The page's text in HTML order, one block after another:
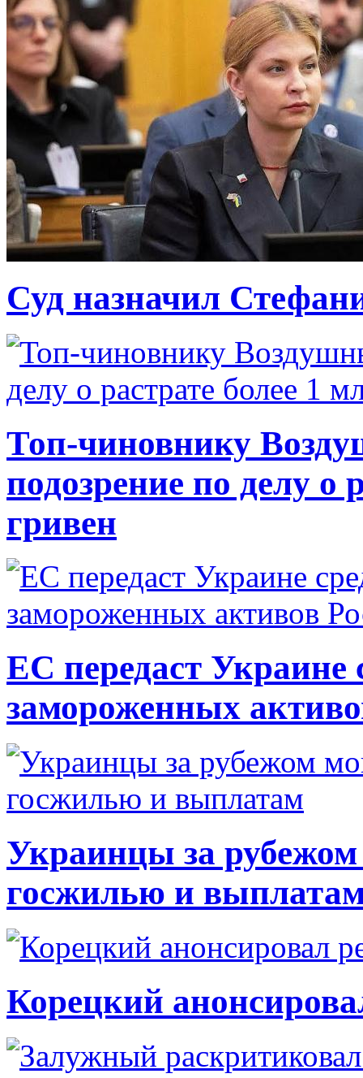
Суд назначил
Топ-чиновнику
подозрение по делу о
гривен
ЕС передаст Украине
замороженных
Украинцы за рубежом
госжилью и
Корецкий